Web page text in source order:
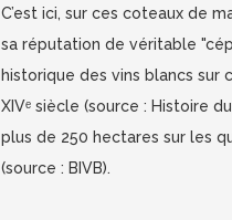
C’est ici, sur ces coteaux de
sa réputation de véritable
historique des vins blancs
XIVᵉ siècle (source : Histoire
plus de 250 hectares sur les
(source : BIVB).